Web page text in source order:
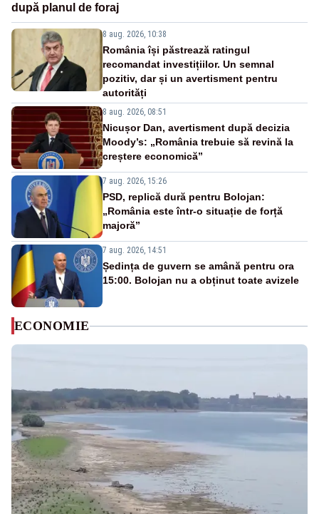
după planul de foraj
8 aug. 2026, 10:38
România își păstrează ratingul
recomandat investițiilor. Un semnal
pozitiv, dar și un avertisment pentru
autorități
8 aug. 2026, 08:51
Nicușor Dan, avertisment după decizia
Moody’s: „România trebuie să revină la
creștere economică”
7 aug. 2026, 15:26
PSD, replică dură pentru Bolojan:
„România este într-o situație de forță
majoră”
7 aug. 2026, 14:51
Ședința de guvern se amână pentru ora
15:00. Bolojan nu a obținut toate avizele
ECONOMIE